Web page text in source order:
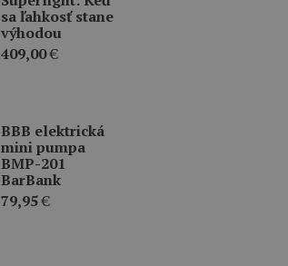
sa ľahkosť stane
výhodou
409,00€
BBB elektrická
mini pumpa
BMP-201
BarBank
79,95€